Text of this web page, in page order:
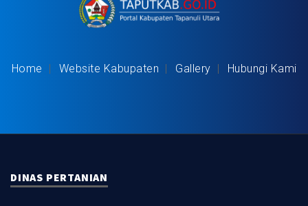
Home Website Kabupaten Gallery Hubungi Kami
DINAS PERTANIAN